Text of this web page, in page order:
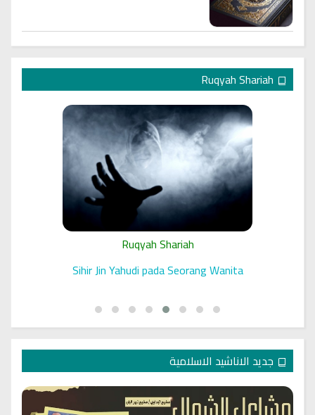
Ruqyah Shariah
Sihir Jin Yahudi pada Seorang Wanita
جديد الاناشيد الاسلامية